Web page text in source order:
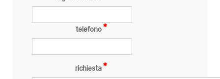
telefono
richiesta